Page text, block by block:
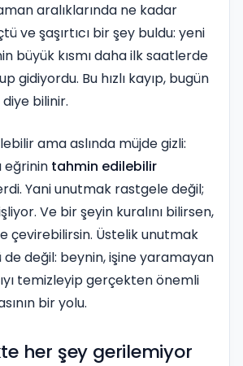
aralıklarında ne kadar
ve şaşırtıcı bir şey buldu: yeni
büyük kısmı daha ilk saatlerde
gidiyordu. Bu hızlı kayıp, bugün
bilinir.
ama aslında müjde gizli:
eğrinin tahmin edilebilir
Yani unutmak rastgele değil;
Ve bir şeyin kuralını bilirsen,
çevirebilirsin. Üstelik unutmak
değil: beynin, işine yaramayan
temizleyip gerçekten önemli
bir yolu.
her şey gerilemiyor